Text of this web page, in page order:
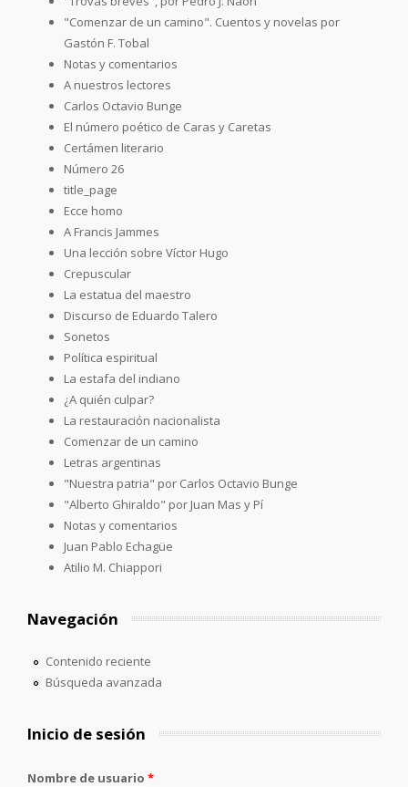
"Comenzar de un camino". Cuentos y novelas por
Gastón F. Tobal
Notas y comentarios
A nuestros lectores
Carlos Octavio Bunge
El número poético de Caras y Caretas
Certámen literario
Número 26
title_page
Ecce homo
A Francis Jammes
Una lección sobre Víctor Hugo
Crepuscular
La estatua del maestro
Discurso de Eduardo Talero
Sonetos
Política espiritual
La estafa del indiano
¿A quién culpar?
La restauración nacionalista
Comenzar de un camino
Letras argentinas
"Nuestra patria" por Carlos Octavio Bunge
"Alberto Ghiraldo" por Juan Mas y Pí
Notas y comentarios
Juan Pablo Echagüe
Atilio M. Chiappori
Navegación
Contenido reciente
Búsqueda avanzada
Inicio de sesión
Nombre de usuario *